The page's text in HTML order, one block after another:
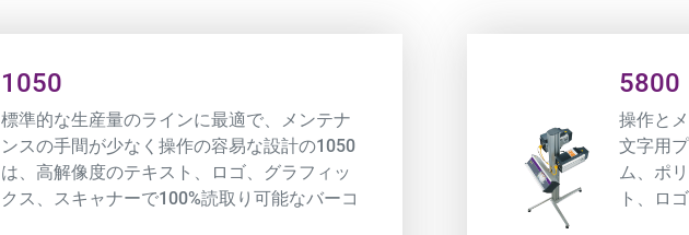
1050
標準的な生産量のラインに最適で、メンテナ
ンスの手間が少なく操作の容易な設計の1050
は、高解像度のテキスト、ロゴ、グラフィッ
クス、スキャナーで100%読取り可能なバーコ
5800
操作と
文字用
ム、ポ
ト、ロ